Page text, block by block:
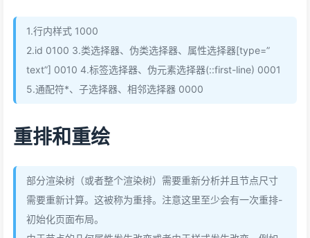
1.行内样式 1000
2.id 0100 3.类选择器、伪类选择器、属性选择器[type=”
text”] 0010 4.标签选择器、伪元素选择器(::first-line) 0001
5.通配符*、子选择器、相邻选择器 0000
重排和重绘
部分渲染树（或者整个渲染树）需要重新分析并且节点尺寸
需要重新计算。这被称为重排。注意这里至少会有一次重排-
初始化页面布局。